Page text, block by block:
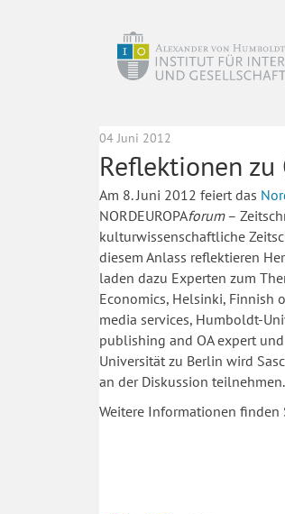
04 Juni 2012
Reflektionen zu
Am 8. Juni 2012 feiert das
NORDEUROPAforum–
kulturwissenschaftliche
diesem Anlass reflektieren
laden dazu Experten zum
Economics, Helsinki, Finnish
media services, Humboldt-
publishing and OA expert
Universität zu Berlin wird
an der Diskussion teilnehmen.
Weitere Informationen finden